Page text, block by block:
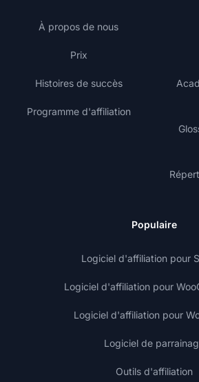
À propos de nous
Prix
Histoires de succès
Programme d'affiliation
Populaire
Logiciel d'affiliation pour
Logiciel d'affiliation pour
Logiciel d'affiliation pour
Logiciel de
Outils d'affiliation